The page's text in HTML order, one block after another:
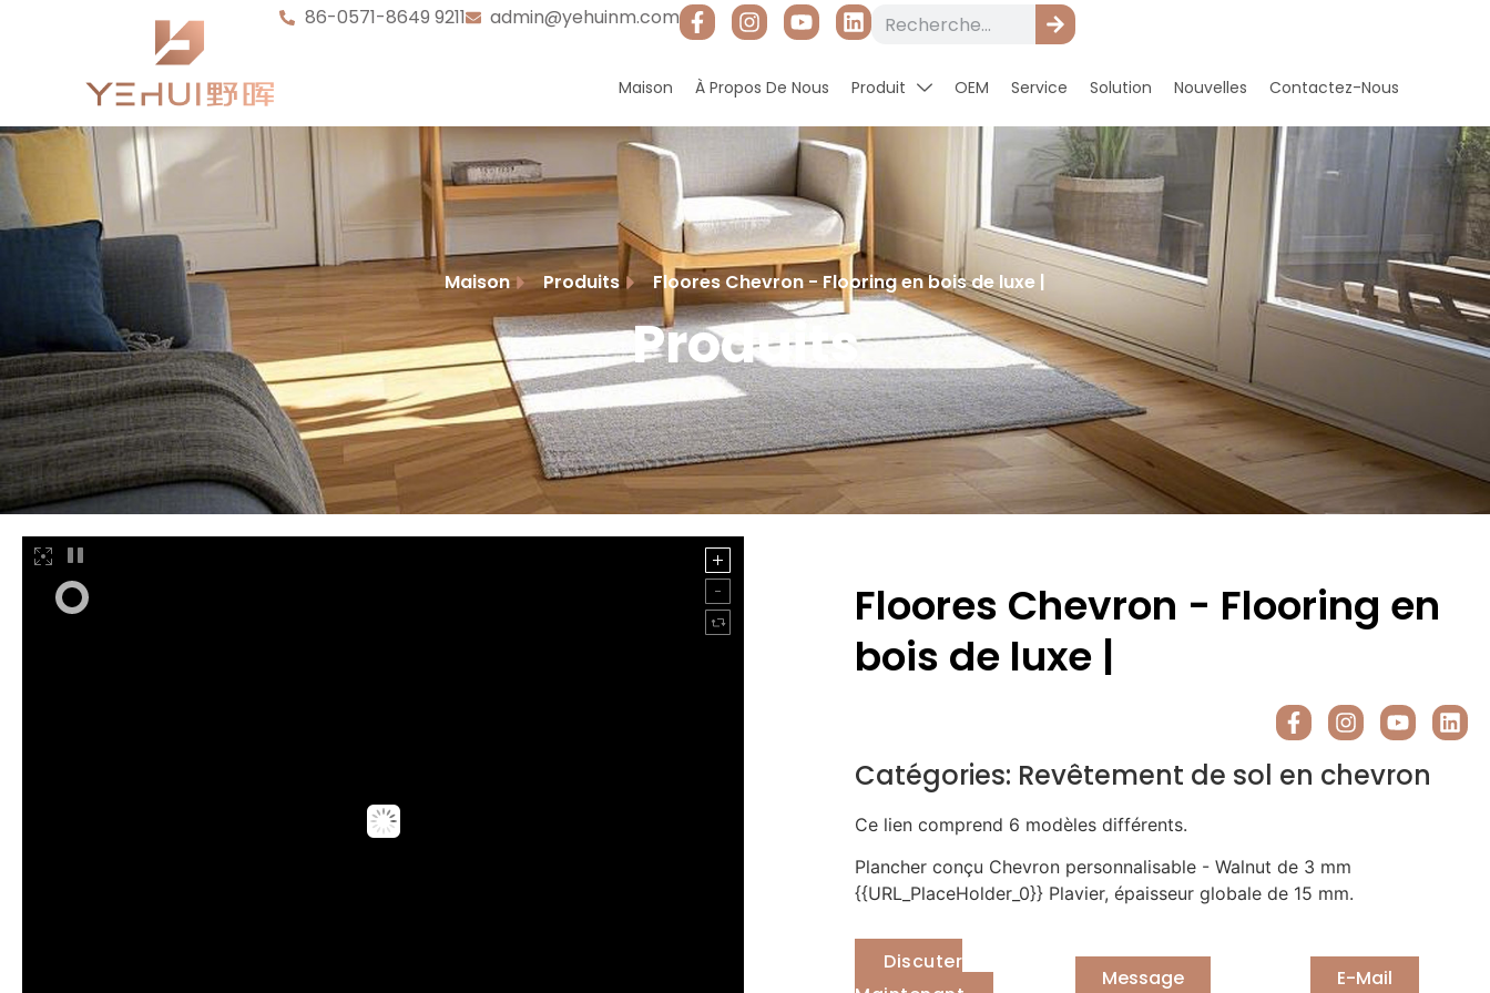
86-0571-8649 9211 admin@yehuinm.com
Maison À Propos De Nous Produit OEM Service Solution Nouvelles Contactez-Nous
Maison Produits Floores Chevron - Flooring en bois de luxe |
Produits
Floores Chevron - Flooring en
bois de luxe |
Catégories: Revêtement de sol en chevron
Ce lien comprend 6 modèles différents.
Plancher conçu Chevron personnalisable - Walnut de 3 mm
{{URL_PlaceHolder_0}} Plavier, épaisseur globale de 15 mm.
Discuter
Message E-Mail